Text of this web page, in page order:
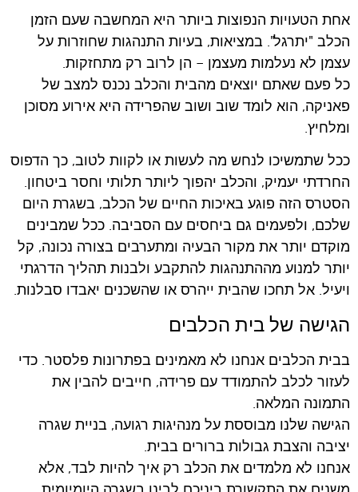
אחת הטעויות הנפוצות ביותר היא המחשבה שעם הזמן
הכלב "יתרגל". במציאות, בעיות התנהגות שחוזרות על
עצמן לא נעלמות מעצמן – הן לרוב רק מתחזקות.
כל פעם שאתם יוצאים מהבית והכלב נכנס למצב של
פאניקה, הוא לומד שוב ושוב שהפרידה היא אירוע מסוכן
ומלחיץ.
ככל שתמשיכו לנחש מה לעשות או לקוות לטוב, כך הדפוס
החרדתי יעמיק, והכלב יהפוך ליותר תלותי וחסר ביטחון.
הסטרס הזה פוגע באיכות החיים של הכלב, בשגרת היום
שלכם, ולפעמים גם ביחסים עם הסביבה. ככל שמבינים
מוקדם יותר את מקור הבעיה ומתערבים בצורה נכונה, קל
יותר למנוע מההתנהגות להתקבע ולבנות תהליך הדרגתי
ויעיל. אל תחכו שהבית ייהרס או שהשכנים יאבדו סבלנות.
הגישה של בית הכלבים
בבית הכלבים אנחנו לא מאמינים בפתרונות פלסטר. כדי
לעזור לכלב להתמודד עם פרידה, חייבים להבין את
התמונה המלאה.
הגישה שלנו מבוססת על מנהיגות רגועה, בניית שגרה
יציבה והצבת גבולות ברורים בבית.
אנחנו לא מלמדים את הכלב רק איך להיות לבד, אלא